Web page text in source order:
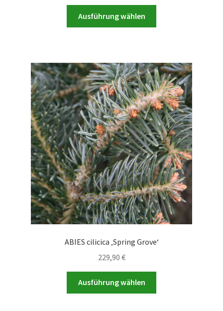
Ausführung wählen
auf.
Die
Optionen
können
auf
der
Produktseite
gewählt
werden
ABIES cilicica ‚Spring Grove‘
229,90 €
Ausführung wählen